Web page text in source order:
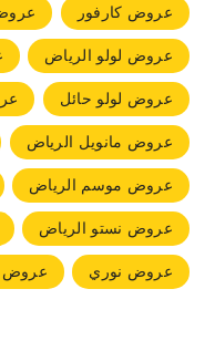
عروض كارفور
عروض لولو الرياض
عروض لولو حائل
عروض مانويل الرياض
عروض موسم الرياض
عروض نستو الرياض
عروض نوري
عروض